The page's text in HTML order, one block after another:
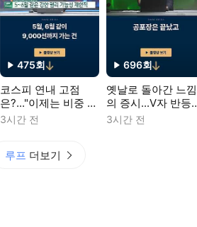
475회
코스피 연내 고점
은?..."이제는 비중 조
절할 때"
3시간 전
696회
옛날로 돌아간 느낌
의 증시...V자 반등
없다
3시간 전
루프 더보기